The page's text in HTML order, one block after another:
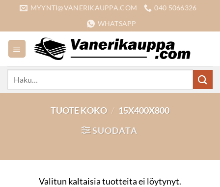
content
MYYNTI@VANERIKAUPPA.COM
040 5066326
WHATSAPP
TUOTE KOKO / 15X400X800
SUODATA
Valitun kaltaisia tuotteita ei löytynyt.